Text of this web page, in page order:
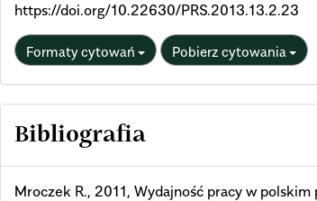
https://doi.org/10.22630/PRS.2013.13.2.23
Formaty cytowań Pobierz cytowania
Bibliografia
Mroczek R., 2011, Wydajność pracy w polskim